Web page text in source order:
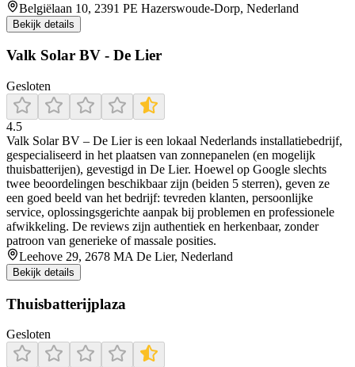
Belgiëlaan 10, 2391 PE Hazerswoude-Dorp, Nederland
Bekijk details
Valk Solar BV - De Lier
Gesloten
4.5
Valk Solar BV – De Lier is een lokaal Nederlands installatiebedrijf,
gespecialiseerd in het plaatsen van zonnepanelen (en mogelijk
thuisbatterijen), gevestigd in De Lier. Hoewel op Google slechts
twee beoordelingen beschikbaar zijn (beiden 5 sterren), geven ze
een goed beeld van het bedrijf: tevreden klanten, persoonlijke
service, oplossingsgerichte aanpak bij problemen en professionele
afwikkeling. De reviews zijn authentiek en herkenbaar, zonder
patroon van generieke of massale posities.
Leehove 29, 2678 MA De Lier, Nederland
Bekijk details
Thuisbatterijplaza
Gesloten